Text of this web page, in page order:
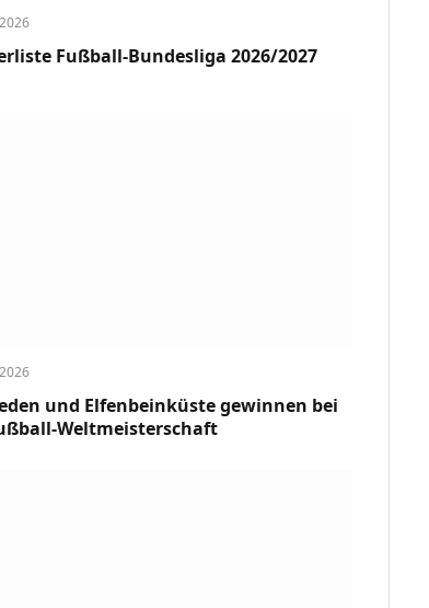
Fußball-Bundesliga 2026/2027
und Elfenbeinküste gewinnen bei
Weltmeisterschaft